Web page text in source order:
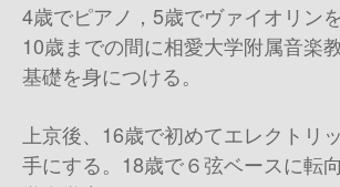
4歳でピアノ，5歳でヴァイオリン
10歳までの間に相愛大学附属音楽
基礎を身につける。
上京後、16歳で初めてエレクトリ
手にする。18歳で６弦ベースに転